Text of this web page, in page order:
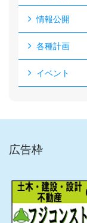
情報公開
各種計画
イベント
広告枠